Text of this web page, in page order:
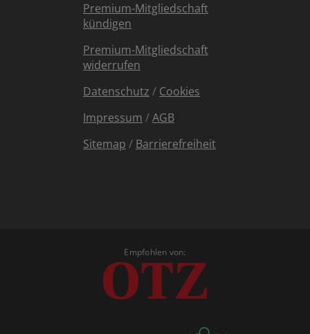
Premium-Mitgliedschaft
kündigen
Premium-Mitgliedschaft
widerrufen
Datenschutz / Cookies
Impressum /AGB
Sitemap / Barrierefreiheit
Empfohlen von: